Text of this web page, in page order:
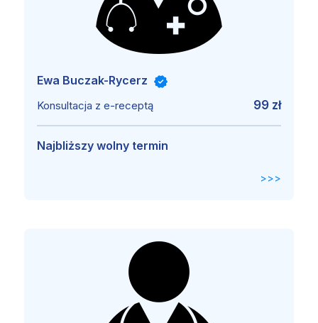
Ewa Buczak-Rycerz
Konsultacja z e-receptą 99 zł
Najbliższy wolny termin
>>>